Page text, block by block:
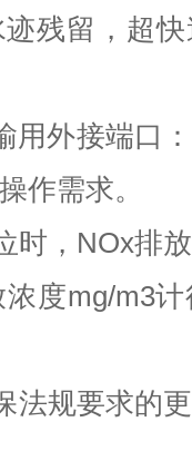
残留，超
用外接端口
作需求。
时，NOx排
度mg/m3
法规要求的